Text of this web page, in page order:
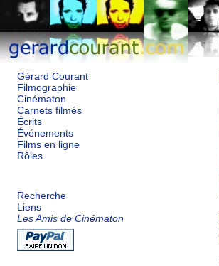
Gérard Courant
Filmographie
Cinématon
Carnets filmés
Écrits
Événements
Films en ligne
Rôles
Recherche
Liens
Les Amis de Cinématon